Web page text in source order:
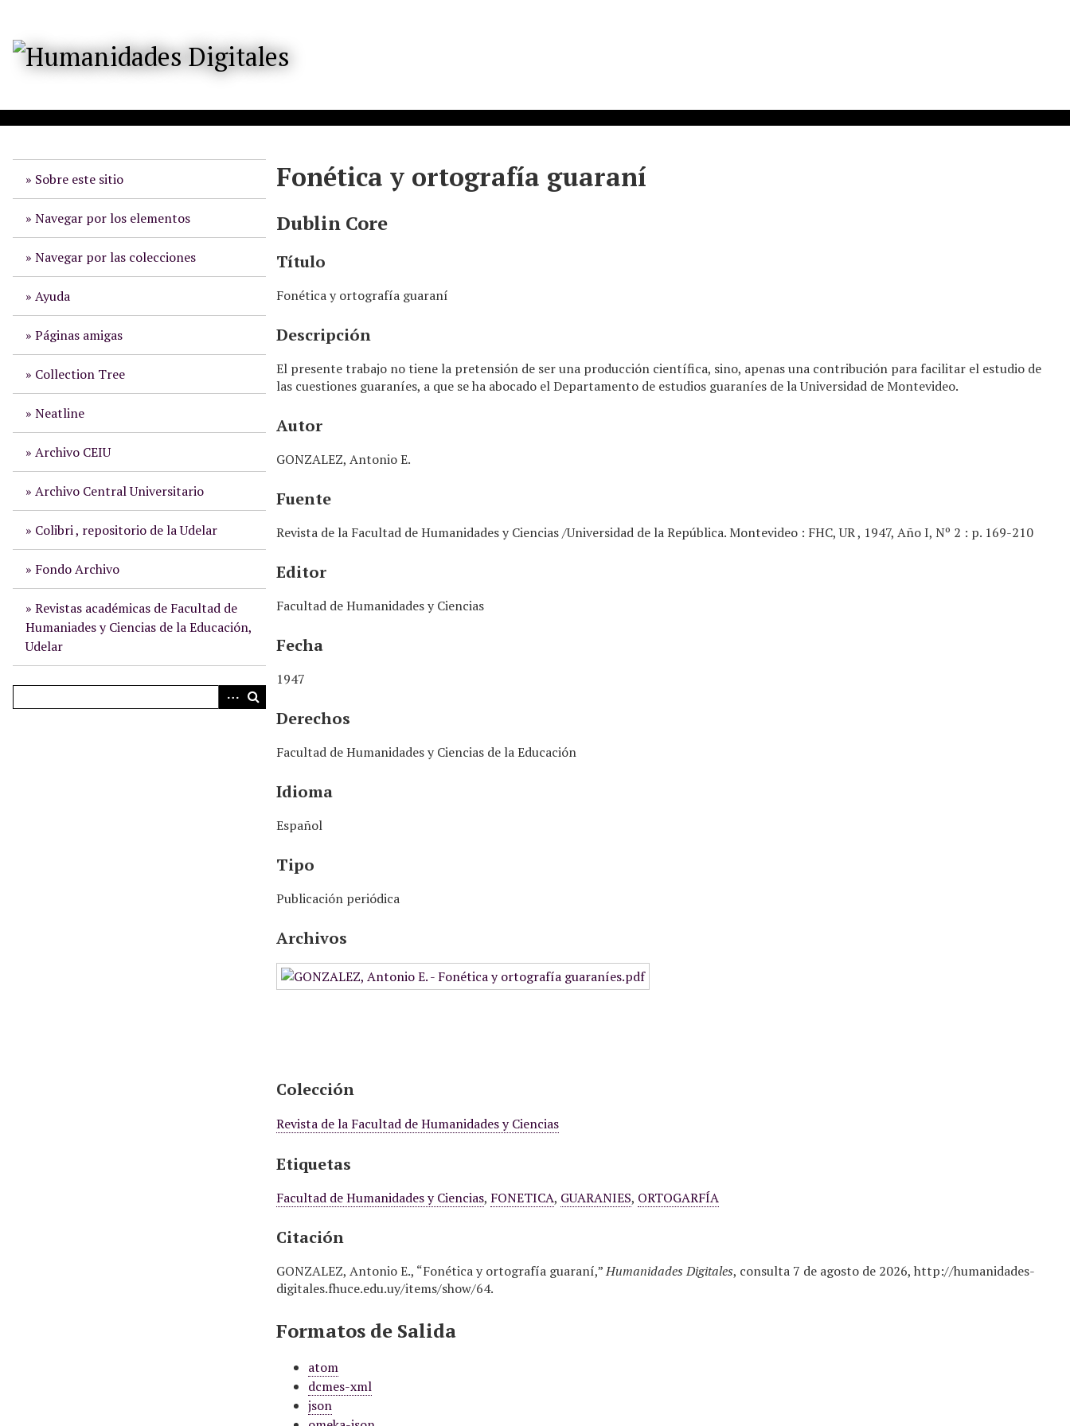
a
l
Sobre este sitio
Navegar por los elementos
Navegar por las colecciones
Ayuda
Páginas amigas
Collection Tree
Neatline
Archivo CEIU
Archivo Central Universitario
Colibri , repositorio de la Udelar
Fondo Archivo
Revistas académicas de Facultad de
Humaniades y Ciencias de la Educación,
Udelar
Fonética y ortografía guaraní
Dublin Core
Título
Fonética y ortografía guaraní
Descripción
El presente trabajo no tiene la pretensión de ser una producción científica, sino, apenas una contribución para facilitar el estudio de
las cuestiones guaraníes, a que se ha abocado el Departamento de estudios guaraníes de la Universidad de Montevideo.
Autor
GONZALEZ, Antonio E.
Fuente
Revista de la Facultad de Humanidades y Ciencias /Universidad de la República. Montevideo : FHC, UR , 1947, Año I, Nº 2 : p. 169-210
Editor
Facultad de Humanidades y Ciencias
Fecha
1947
Derechos
Facultad de Humanidades y Ciencias de la Educación
Idioma
Español
Tipo
Publicación periódica
Archivos
Colección
Revista de la Facultad de Humanidades y Ciencias
Etiquetas
Facultad de Humanidades y Ciencias, FONETICA, GUARANIES, ORTOGARFÍA
Citación
GONZALEZ, Antonio E., “Fonética y ortografía guaraní,”Humanidades Digitales, consulta 7 de agosto de 2026,http://humanidades-
digitales.fhuce.edu.uy/items/show/64.
Formatos de Salida
atom
dcmes-xml
json